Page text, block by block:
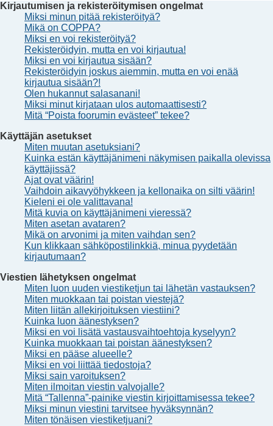
Kirjautumisen ja rekisteröitymisen ongelmat
Miksi minun pitää rekisteröityä?
Mikä on COPPA?
Miksi en voi rekisteröityä?
Rekisteröidyin, mutta en voi kirjautua!
Miksi en voi kirjautua sisään?
Rekisteröidyin joskus aiemmin, mutta en voi enää
kirjautua sisään?!
Olen hukannut salasanani!
Miksi minut kirjataan ulos automaattisesti?
Mitä “Poista foorumin evästeet” tekee?
Käyttäjän asetukset
Miten muutan asetuksiani?
Kuinka estän käyttäjänimeni näkymisen paikalla olevissa
käyttäjissä?
Ajat ovat väärin!
Vaihdoin aikavyöhykkeen ja kellonaika on silti väärin!
Kieleni ei ole valittavana!
Mitä kuvia on käyttäjänimeni vieressä?
Miten asetan avataren?
Mikä on arvonimi ja miten vaihdan sen?
Kun klikkaan sähköpostilinkkiä, minua pyydetään
kirjautumaan?
Viestien lähetyksen ongelmat
Miten luon uuden viestiketjun tai lähetän vastauksen?
Miten muokkaan tai poistan viestejä?
Miten liitän allekirjoituksen viestiini?
Kuinka luon äänestyksen?
Miksi en voi lisätä vastausvaihtoehtoja kyselyyn?
Kuinka muokkaan tai poistan äänestyksen?
Miksi en pääse alueelle?
Miksi en voi liittää tiedostoja?
Miksi sain varoituksen?
Miten ilmoitan viestin valvojalle?
Mitä “Tallenna”-painike viestin kirjoittamisessa tekee?
Miksi minun viestini tarvitsee hyväksynnän?
Miten tönäisen viestiketjuani?